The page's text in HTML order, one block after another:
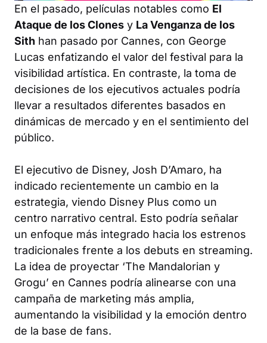
En el pasado, películas notables como El
Ataque de los Clones y La Venganza de los
Sith han pasado por Cannes, con George
Lucas enfatizando el valor del festival para la
visibilidad artística. En contraste, la toma de
decisiones de los ejecutivos actuales podría
llevar a resultados diferentes basados en
dinámicas de mercado y en el sentimiento del
público.
El ejecutivo de Disney, Josh D’Amaro, ha
indicado recientemente un cambio en la
estrategia, viendo Disney Plus como un
centro narrativo central. Esto podría señalar
un enfoque más integrado hacia los estrenos
tradicionales frente a los debuts en streaming.
La idea de proyectar ‘The Mandalorian y
Grogu’ en Cannes podría alinearse con una
campaña de marketing más amplia,
aumentando la visibilidad y la emoción dentro
de la base de fans.